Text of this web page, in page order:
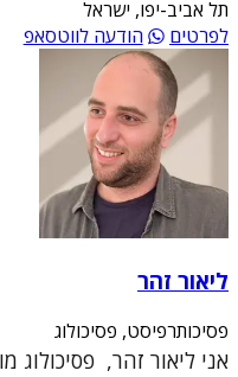
תל אביב-יפו, ישראל
לפרטים
הודעה לווטסאפ
ליאור זהר
פסיכותרפיסט, פסיכולוג
אני ליאור זהר,